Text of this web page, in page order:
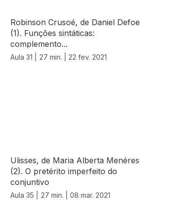
Robinson Crusoé, de Daniel Defoe
(1). Funções sintáticas:
complemento...
Aula 31 | 27 min. | 22 fev. 2021
Ulisses, de Maria Alberta Menéres
(2). O pretérito imperfeito do
conjuntivo
Aula 35 | 27 min. | 08 mar. 2021